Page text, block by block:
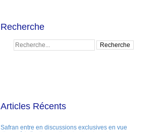
Recherche
Articles Récents
Safran entre en discussions exclusives en vue